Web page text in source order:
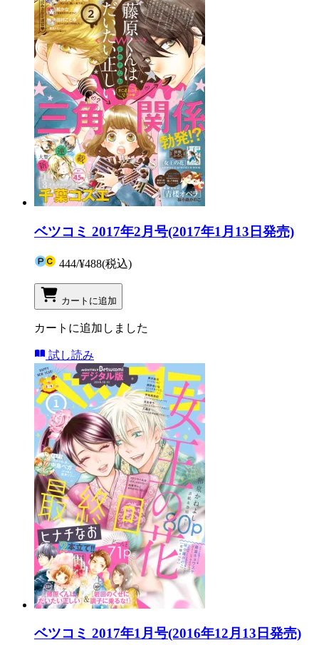
ベツコミ 2017年2月号(2017年1月13日発売)
444/¥488(税込)
カートに追加
カートに追加しました
試し読み
ベツコミ 2017年1月号(2016年12月13日発売)